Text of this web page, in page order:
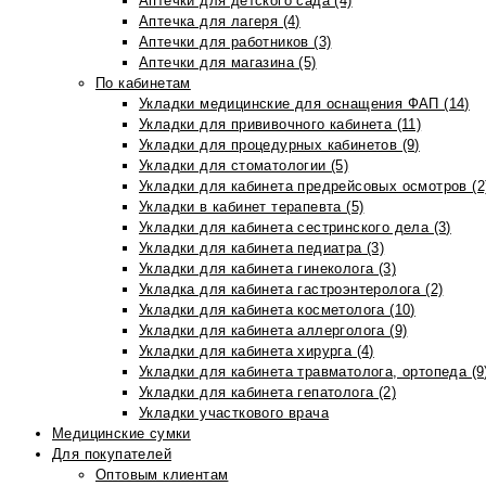
Аптечка для лагеря (4)
Аптечки для работников (3)
Аптечки для магазина (5)
По кабинетам
Укладки медицинские для оснащения ФАП (14)
Укладки для прививочного кабинета (11)
Укладки для процедурных кабинетов (9)
Укладки для стоматологии (5)
Укладки для кабинета предрейсовых осмотров
Укладки в кабинет терапевта (5)
Укладки для кабинета сестринского дела (3)
Укладки для кабинета педиатра (3)
Укладки для кабинета гинеколога (3)
Укладка для кабинета гастроэнтеролога (2)
Укладки для кабинета косметолога (10)
Укладки для кабинета аллерголога (9)
Укладки для кабинета хирурга (4)
Укладки для кабинета травматолога, ортопеда
Укладки для кабинета гепатолога (2)
Укладки участкового врача
Медицинские сумки
Для покупателей
Оптовым клиентам